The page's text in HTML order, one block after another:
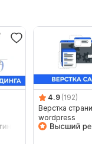
4.9 (192)
Верстка
wordpress